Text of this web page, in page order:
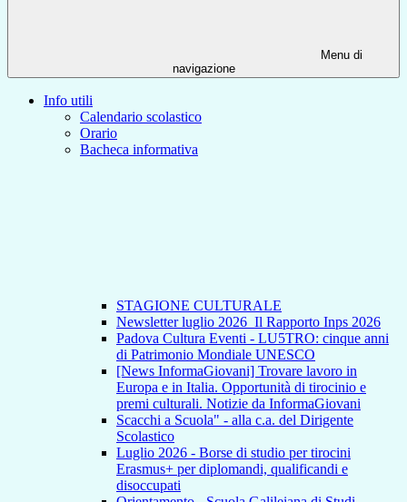
Menu di
navigazione
Info utili
Calendario scolastico
Orario
Bacheca informativa
STAGIONE CULTURALE
Newsletter luglio 2026_Il Rapporto Inps 2026
Padova Cultura Eventi - LU5TRO: cinque anni
di Patrimonio Mondiale UNESCO
[News InformaGiovani] Trovare lavoro in
Europa e in Italia. Opportunità di tirocinio e
premi culturali. Notizie da InformaGiovani
Scacchi a Scuola" - alla c.a. del Dirigente
Scolastico
Luglio 2026 - Borse di studio per tirocini
Erasmus+ per diplomandi, qualificandi e
disoccupati